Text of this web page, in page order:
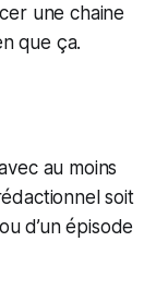
une chaine
que ça.
au moins
soit
d’un épisode